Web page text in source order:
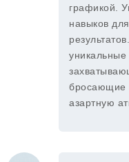
графикой.
навыков
бросающие
азартную